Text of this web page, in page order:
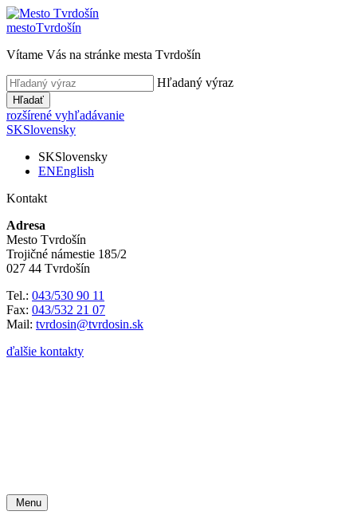
mestoTvrdošín
Vítame Vás na stránke mesta Tvrdošín
Hľadaný výraz
Hľadať
rozšírené vyhľadávanie
SKSlovensky
SKSlovensky
ENEnglish
Kontakt
Adresa
Mesto Tvrdošín
Trojičné námestie 185/2
027 44 Tvrdošín
Tel.: 043/530 90 11
Fax: 043/532 21 07
Mail: tvrdosin@tvrdosin.sk
ďalšie kontakty
Menu